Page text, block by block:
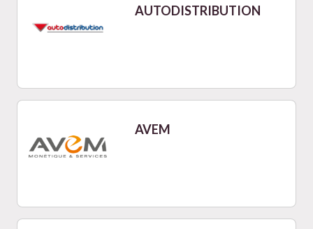
AUTODISTRIBUTION
AVEM